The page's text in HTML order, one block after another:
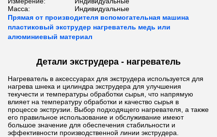
Масса:
Индивидуальные
Прямая от производителя вспомогательная машина
пластиковый экструдер нагреватель медь или
алюминиевый материал
Детали экструдера - нагреватель
Нагреватель в аксессуарах для экструдера используется для
нагрева шнека и цилиндра экструдера для улучшения
текучести и температуры обработки сырья, что напрямую
влияет на температуру обработки и качество сырья в
процессе экструзии. Выбор подходящего нагревателя, а также
его правильное использование и обслуживание имеют
большое значение для обеспечения стабильности и
эффективности производственной линии экструдера.